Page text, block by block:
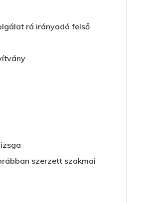
rá irányadó felső
szerzett szakmai